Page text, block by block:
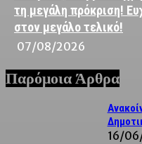
τη μεγάλη πρόκριση!
στον μεγάλο τελικό!
07/08/2026
Παρόμοια Άρθρα
16/